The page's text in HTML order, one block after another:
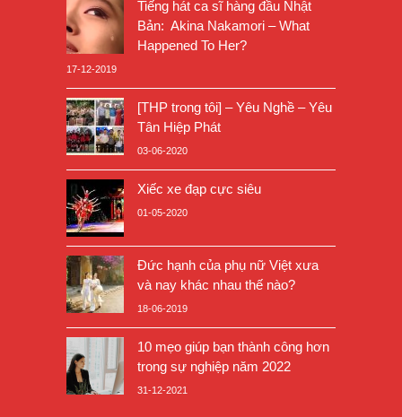
Tiếng hát ca sĩ hàng đầu Nhật
Bản: Akina Nakamori – What
Happened To Her?
17-12-2019
[THP trong tôi] – Yêu Nghề – Yêu
Tân Hiệp Phát
03-06-2020
Xiếc xe đạp cực siêu
01-05-2020
Đức hạnh của phụ nữ Việt xưa
và nay khác nhau thế nào?
18-06-2019
10 mẹo giúp bạn thành công hơn
trong sự nghiệp năm 2022
31-12-2021